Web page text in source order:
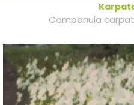
Campanula